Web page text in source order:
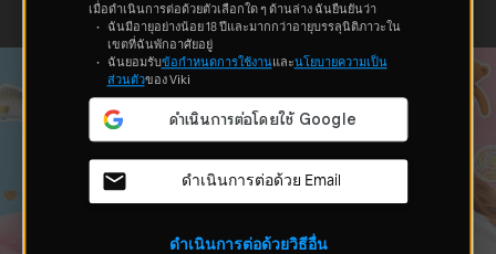
เมื่อดำเนินการต่อด้วยตัวเลือกใด ๆ ด้านล่าง ฉันยืนยันว่า
ฉันมีอายุอย่างน้อย 18 ปีและมากกว่าอายุบรรลุนิติภาวะใน
เขตที่ฉันพักอาศัยอยู่
ฉันยอมรับข้อกำหนดการใช้งานและนโยบายความเป็น
ส่วนตัวของ Viki
ดำเนินการต่อด้วย Email
ดำเนินการต่อด้วยวิธีอื่น